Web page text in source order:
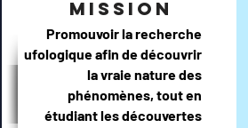
mission
Promouvoir la recherche
ufologique afin de découvrir
la vraie nature des
phénomènes, tout en
étudiant les découvertes